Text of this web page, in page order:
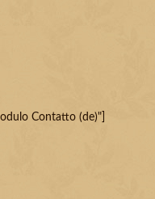
Contatto (de)"]